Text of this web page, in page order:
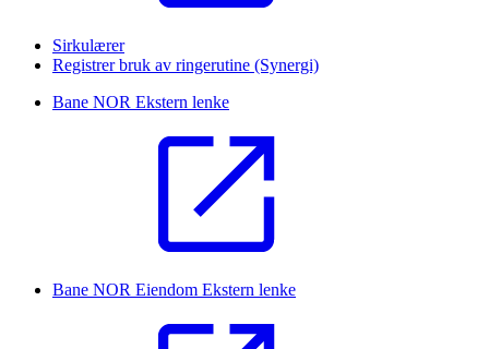
Sirkulærer
Registrer bruk av ringerutine (Synergi)
Bane NOR Ekstern lenke
Bane NOR Eiendom Ekstern lenke